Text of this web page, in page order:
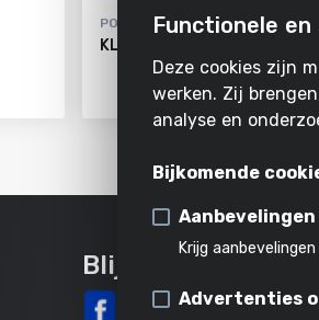
POWX0270
KLOPBOORMACHINE 850W
Blijf op de hoogte
Functionele
Deze cookies zijn
werken. Zij
analyse en
Bijkomende
Aanbevelingen
Krijg
Advertenties